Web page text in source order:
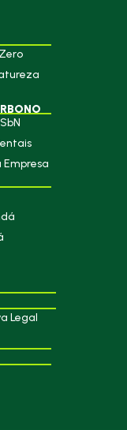
Empresa
Legal